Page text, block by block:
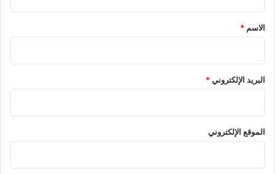
*
الاسم *
البريد الإلكتروني*
الموقع الإلكتروني